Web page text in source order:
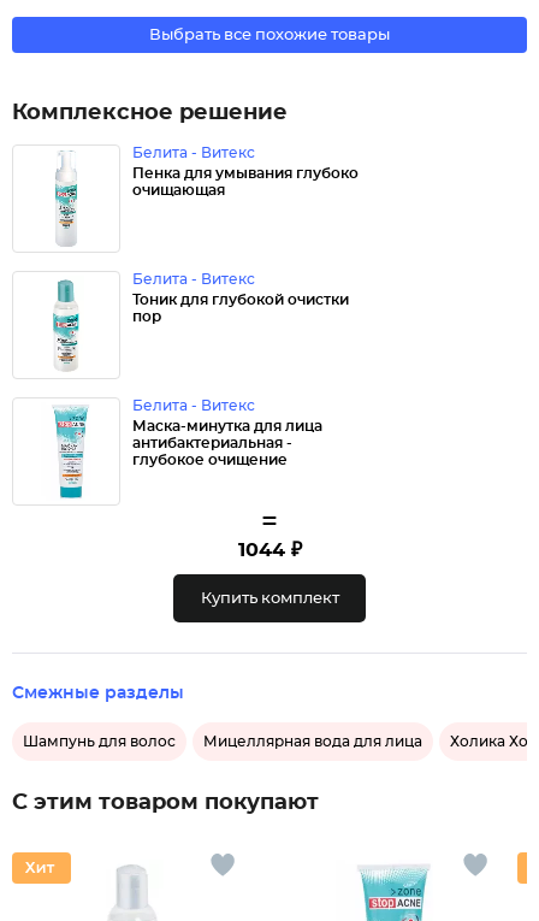
Выбрать все похожие товары
Комплексное решение
Белита - Витекс
Пенка для умывания глубоко
очищающая
Белита - Витекс
Тоник для глубокой очистки
пор
Белита - Витекс
Маска-минутка для лица
антибактериальная -
глубокое очищение
=
1044 ₽
Купить комплект
Смежные разделы
Шампунь для волос Мицеллярная вода для лица Холика
С этим товаром покупают